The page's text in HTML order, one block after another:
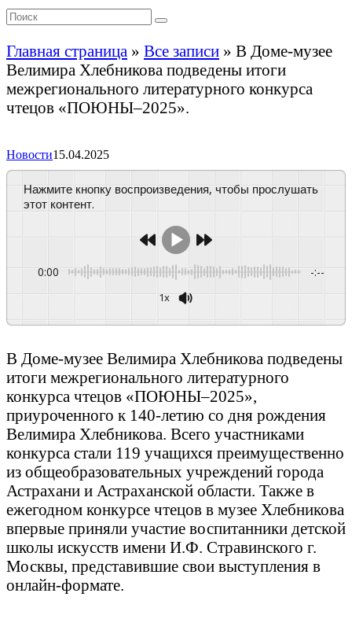
Главная страница » Все записи » В Доме-музее
Велимира Хлебникова подведены итоги
межрегионального литературного конкурса
чтецов «ПОЮНЫ–2025».
Новости15.04.2025
Нажмите кнопку воспроизведения, чтобы прослушать
этот контент.
0:00 -:--
1x
В Доме-музее Велимира Хлебникова подведены
итоги межрегионального литературного
конкурса чтецов «ПОЮНЫ–2025»,
приуроченного к 140-летию со дня рождения
Велимира Хлебникова. Всего участниками
конкурса стали 119 учащихся преимущественно
из общеобразовательных учреждений города
Астрахани и Астраханской области. Также в
ежегодном конкурсе чтецов в музее Хлебникова
впервые приняли участие воспитанники детской
школы искусств имени И.Ф. Стравинского г.
Москвы, представившие свои выступления в
онлайн-формате.